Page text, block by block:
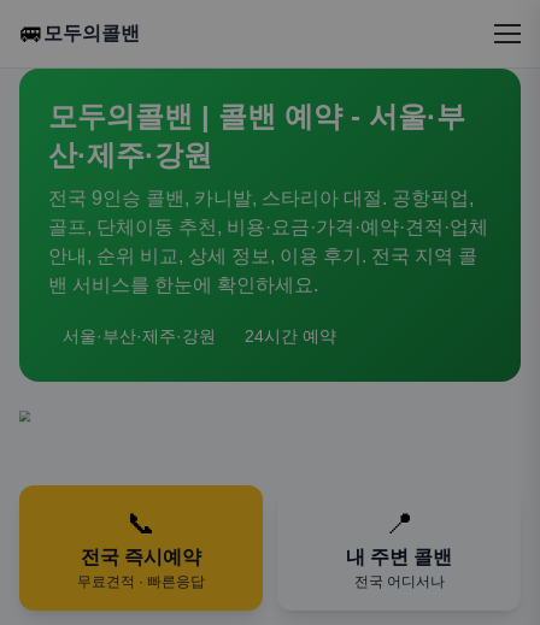
🚐 모두의콜밴
모두의콜밴 | 콜밴 예약 - 서울·부
산·제주·강원
전국 9인승 콜밴, 카니발, 스타리아 대절. 공항픽업,
골프, 단체이동 추천, 비용·요금·가격·예약·견적·업체
안내, 순위 비교, 상세 정보, 이용 후기. 전국 지역 콜
밴 서비스를 한눈에 확인하세요.
서울·부산·제주·강원 24시간 예약
📞
전국 즉시예약
무료견적 · 빠른응답
📍
내 주변 콜밴
전국 어디서나